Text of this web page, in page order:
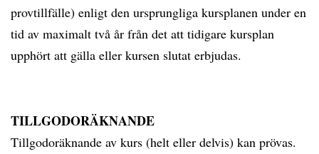
provtillfälle) enligt den ursprungliga kursplanen under en
tid av maximalt två år från det att tidigare kursplan
upphört att gälla eller kursen slutat erbjudas.
TILLGODORÄKNANDE
Tillgodoräknande av kurs (helt eller delvis) kan prövas.